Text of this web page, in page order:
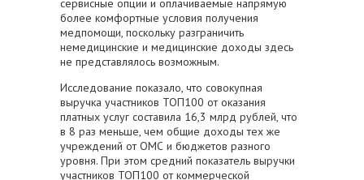
сервисные опции и оплачиваемые напрямую
более комфортные условия получения
медпомощи, поскольку разграничить
немедицинские и медицинские доходы здесь
не представлялось возможным.
Исследование показало, что совокупная
выручка участников ТОП100 от оказания
платных услуг составила 16,3 млрд рублей, что
в 8 раз меньше, чем общие доходы тех же
учреждений от ОМС и бюджетов разного
уровня. При этом средний показатель выручки
участников ТОП100 от коммерческой